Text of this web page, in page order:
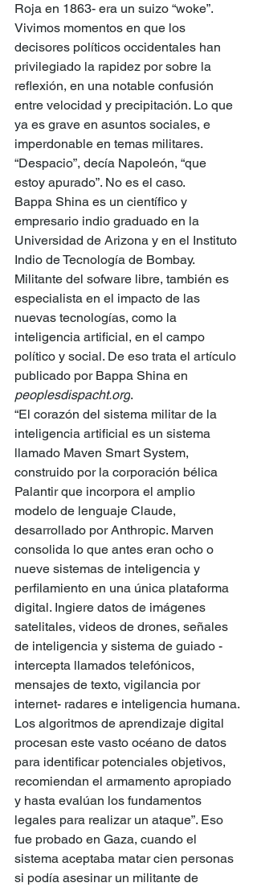
Roja en 1863- era un suizo “woke”.
Vivimos momentos en que los
decisores políticos occidentales han
privilegiado la rapidez por sobre la
reflexión, en una notable confusión
entre velocidad y precipitación. Lo que
ya es grave en asuntos sociales, e
imperdonable en temas militares.
“Despacio”, decía Napoleón, “que
estoy apurado”. No es el caso.
Bappa Shina es un científico y
empresario indio graduado en la
Universidad de Arizona y en el Instituto
Indio de Tecnología de Bombay.
Militante del sofware libre, también es
especialista en el impacto de las
nuevas tecnologías, como la
inteligencia artificial, en el campo
político y social. De eso trata el artículo
publicado por Bappa Shina en
peoplesdispacht.org.
“El corazón del sistema militar de la
inteligencia artificial es un sistema
llamado Maven Smart System,
construido por la corporación bélica
Palantir que incorpora el amplio
modelo de lenguaje Claude,
desarrollado por Anthropic. Marven
consolida lo que antes eran ocho o
nueve sistemas de inteligencia y
perfilamiento en una única plataforma
digital. Ingiere datos de imágenes
satelitales, videos de drones, señales
de inteligencia y sistema de guiado -
intercepta llamados telefónicos,
mensajes de texto, vigilancia por
internet- radares e inteligencia humana.
Los algoritmos de aprendizaje digital
procesan este vasto océano de datos
para identificar potenciales objetivos,
recomiendan el armamento apropiado
y hasta evalúan los fundamentos
legales para realizar un ataque”. Eso
fue probado en Gaza, cuando el
sistema aceptaba matar cien personas
si podía asesinar un militante de